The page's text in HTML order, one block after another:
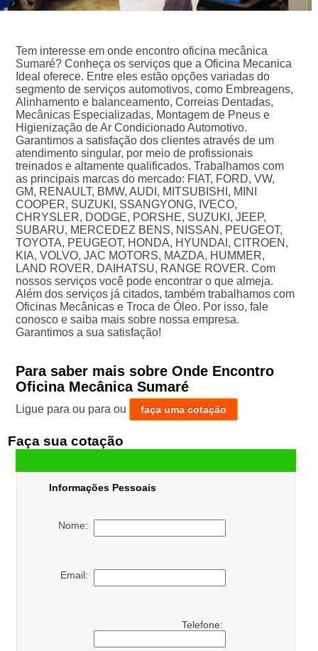
Tem interesse em onde encontro oficina mecânica
Sumaré? Conheça os serviços que a Oficina Mecanica
Ideal oferece. Entre eles estão opções variadas do
segmento de serviços automotivos, como Embreagens,
Alinhamento e balanceamento, Correias Dentadas,
Mecânicas Especializadas, Montagem de Pneus e
Higienização de Ar Condicionado Automotivo.
Garantimos a satisfação dos clientes através de um
atendimento singular, por meio de profissionais
treinados e altamente qualificados. Trabalhamos com
as principais marcas do mercado: FIAT, FORD, VW,
GM, RENAULT, BMW, AUDI, MITSUBISHI, MINI
COOPER, SUZUKI, SSANGYONG, IVECO,
CHRYSLER, DODGE, PORSHE, SUZUKI, JEEP,
SUBARU, MERCEDEZ BENS, NISSAN, PEUGEOT,
TOYOTA, PEUGEOT, HONDA, HYUNDAI, CITROEN,
KIA, VOLVO, JAC MOTORS, MAZDA, HUMMER,
LAND ROVER, DAIHATSU, RANGE ROVER. Com
nossos serviços você pode encontrar o que almeja.
Além dos serviços já citados, também trabalhamos com
Oficinas Mecânicas e Troca de Óleo. Por isso, fale
conosco e saiba mais sobre nossa empresa.
Garantimos a sua satisfação!
Para saber mais sobre Onde Encontro
Oficina Mecânica Sumaré
Ligue para ou para ou faça uma cotação
Faça sua cotação
Informações Pessoais
Nome:
Email:
Telefone: